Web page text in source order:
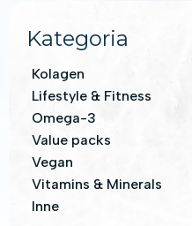
Kategoria
Kolagen
Lifestyle & Fitness
Omega-3
Value packs
Vegan
Vitamins & Minerals
Inne